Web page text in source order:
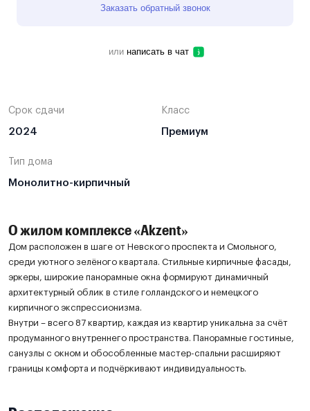
Заказать обратный звонок
или написать в чат
Срок сдачи
2024
Класс
Премиум
Тип дома
Монолитно-кирпичный
О жилом комплексе «Akzent»
Дом расположен в шаге от Невского проспекта и Смольного,
среди уютного зелёного квартала. Стильные кирпичные фасады,
эркеры, широкие панорамные окна формируют динамичный
архитектурный облик в стиле голландского и немецкого
кирпичного экспрессионизма.
Внутри – всего 87 квартир, каждая из квартир уникальна за счёт
продуманного внутреннего пространства. Панорамные гостиные,
санузлы с окном и обособленные мастер-спальни расширяют
границы комфорта и подчёркивают индивидуальность.